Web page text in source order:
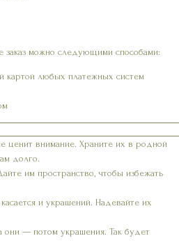
заказ можно следующими способами:
картой любых платежных систем
ценит внимание. Храните их в родной
долго.
им пространство, чтобы избежать
и украшений. Надевайте их
они — потом украшения. Так будет